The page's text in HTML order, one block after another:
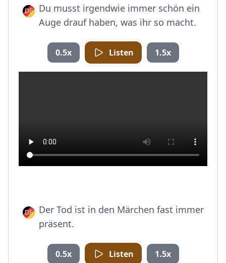
Du musst irgendwie immer schön ein
Auge drauf haben, was ihr so macht.
0.5x Listen 1.5x
Der Tod ist in den Märchen fast immer
präsent.
0.5x Listen 1.5x